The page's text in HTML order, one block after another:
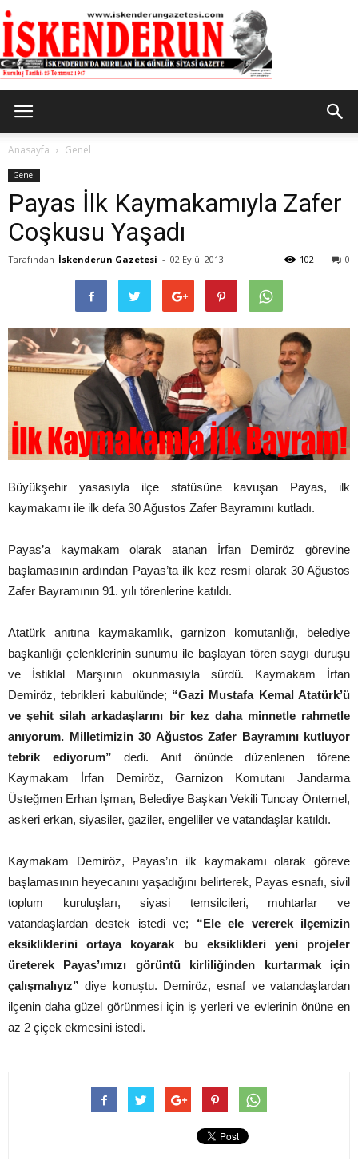
Gazetesi
Anasayfa Genel
Genel
Payas İlk Kaymakamıyla Zafer
Coşkusu Yaşadı
Tarafından İskenderun Gazetesi - 02 Eylül 2013 0
102
Büyükşehir yasasıyla ilçe statüsüne kavuşan Payas, ilk
kaymakamı ile ilk defa 30 Ağustos Zafer Bayramını kutladı.
Payas’a kaymakam olarak atanan İrfan Demiröz görevine
başlamasının ardından Payas’ta ilk kez resmi olarak 30 Ağustos
Zafer Bayramının 91. yılı törenlerine katıldı.
Atatürk anıtına kaymakamlık, garnizon komutanlığı, belediye
başkanlığı çelenklerinin sunumu ile başlayan tören saygı duruşu
ve İstiklal Marşının okunmasıyla sürdü. Kaymakam İrfan
Demiröz, tebrikleri kabulünde; “Gazi Mustafa Kemal Atatürk’ü
ve şehit silah arkadaşlarını bir kez daha minnetle rahmetle
anıyorum. Milletimizin 30 Ağustos Zafer Bayramını kutluyor
tebrik ediyorum”dedi. Anıt önünde düzenlenen törene
Kaymakam İrfan Demiröz, Garnizon Komutanı Jandarma
Üsteğmen Erhan İşman, Belediye Başkan Vekili Tuncay Öntemel,
askeri erkan, siyasiler, gaziler, engelliler ve vatandaşlar katıldı.
Kaymakam Demiröz, Payas’ın ilk kaymakamı olarak göreve
başlamasının heyecanını yaşadığını belirterek, Payas esnafı, sivil
toplum kuruluşları, siyasi temsilcileri, muhtarlar ve
vatandaşlardan destek istedi ve; “Ele ele vererek ilçemizin
eksikliklerini ortaya koyarak bu eksiklikleri yeni projeler
üreterek Payas’ımızı görüntü kirliliğinden kurtarmak için
çalışmalıyız” diye konuştu. Demiröz, esnaf ve vatandaşlardan
ilçenin daha güzel görünmesi için iş yerleri ve evlerinin önüne en
az 2 çiçek ekmesini istedi.